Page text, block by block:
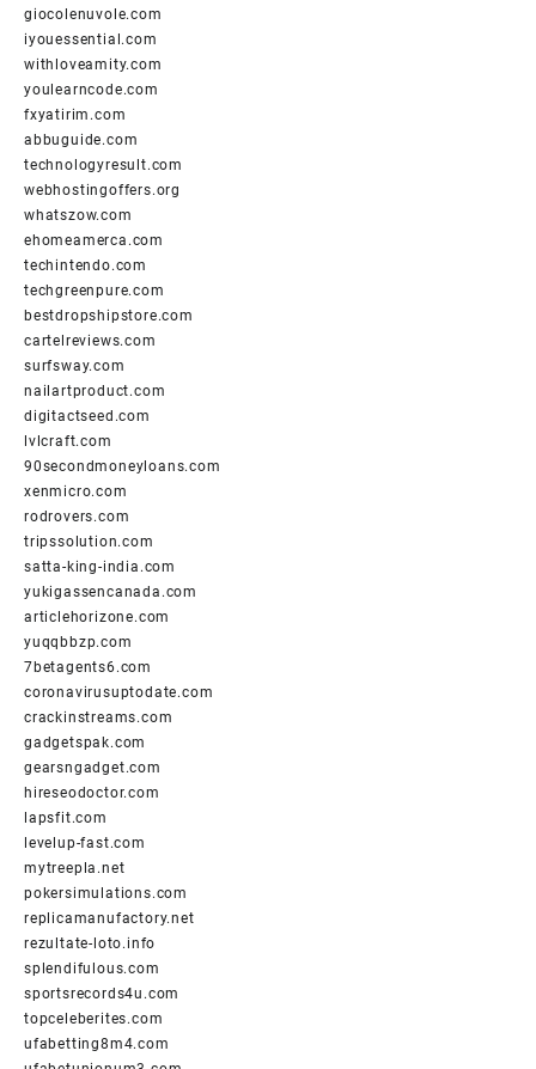
giocolenuvole.com
iyouessential.com
withloveamity.com
youlearncode.com
fxyatirim.com
abbuguide.com
technologyresult.com
webhostingoffers.org
whatszow.com
ehomeamerca.com
techintendo.com
techgreenpure.com
bestdropshipstore.com
cartelreviews.com
surfsway.com
nailartproduct.com
digitactseed.com
lvlcraft.com
90secondmoneyloans.com
xenmicro.com
rodrovers.com
tripssolution.com
satta-king-india.com
yukigassencanada.com
articlehorizone.com
yuqqbbzp.com
7betagents6.com
coronavirusuptodate.com
crackinstreams.com
gadgetspak.com
gearsngadget.com
hireseodoctor.com
lapsfit.com
levelup-fast.com
mytreepla.net
pokersimulations.com
replicamanufactory.net
rezultate-loto.info
splendifulous.com
sportsrecords4u.com
topceleberites.com
ufabetting8m4.com